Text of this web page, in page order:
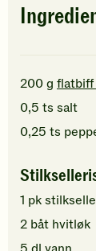
200g flatbiff
0,5 ts salt
0,25 ts
1 pk
2 båt hvitløk